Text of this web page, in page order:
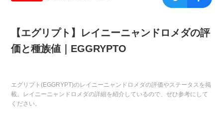
【エグリプト】レイニーニャンドロメダの評
価と種族値｜EGGRYPTO
エグリプト(EGGRYPT)のレイニーニャンドロメダの評価やステータスを掲
載。レイニーニャンドロメダの詳細を紹介しているので、ぜひ参考にして
ください。